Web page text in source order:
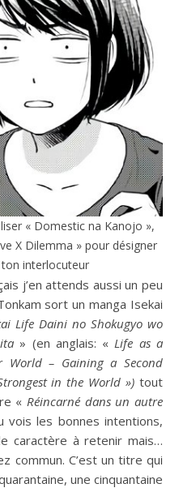
« Domestic na Kanojo »,
X Dilemma » pour désigner
interlocuteur
j’en attends aussi un peu
sort un manga Isekai
Life Daini no Shokugyo wo
» (en anglais: « Life as a
World – Gaining a Second
in the World ») tout
« Réincarné dans un autre
vois les bonnes intentions,
caractère à retenir mais…
commun. C’est un titre qui
une cinquantaine